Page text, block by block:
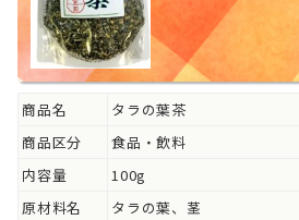
商品名
タラの葉茶
商品区分
食品・飲料
内容量
100g
原材料名
タラの葉、茎